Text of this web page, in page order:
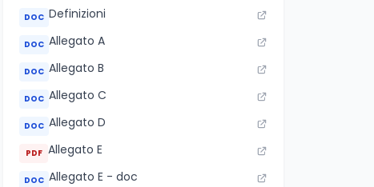
DOC Definizioni
DOC Allegato A
DOC Allegato B
DOC Allegato C
DOC Allegato D
PDF Allegato E
DOC Allegato E - doc